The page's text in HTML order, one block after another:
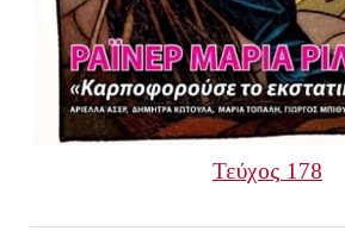
Τεύχος 178